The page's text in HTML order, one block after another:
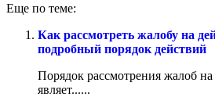
Еще по теме:
Как рассмотреть жалобу на
подробный порядок действий
Порядок рассмотрения жалоб на
являет......